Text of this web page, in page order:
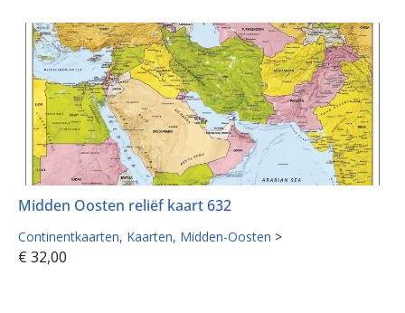
Midden Oosten reliëf kaart 632
Continentkaarten Kaarten Midden-Oosten >
€ 32,00